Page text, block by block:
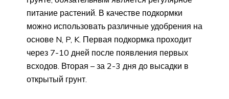
питание растений. В качестве подкормки
можно использовать различные удобрения на
основе N, P, K. Первая подкормка проходит
через 7-10 дней после появления первых
всходов. Вторая – за 2-3 дня до высадки в
открытый грунт.